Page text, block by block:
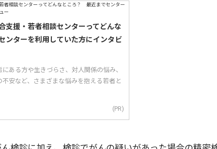
支援・若者相談センターってどんな
ターを利用していた方にインタビ
ある方や生きづらさ、対人関係の悩み、
安など、さまざまな悩みを抱える若者と
(PR)